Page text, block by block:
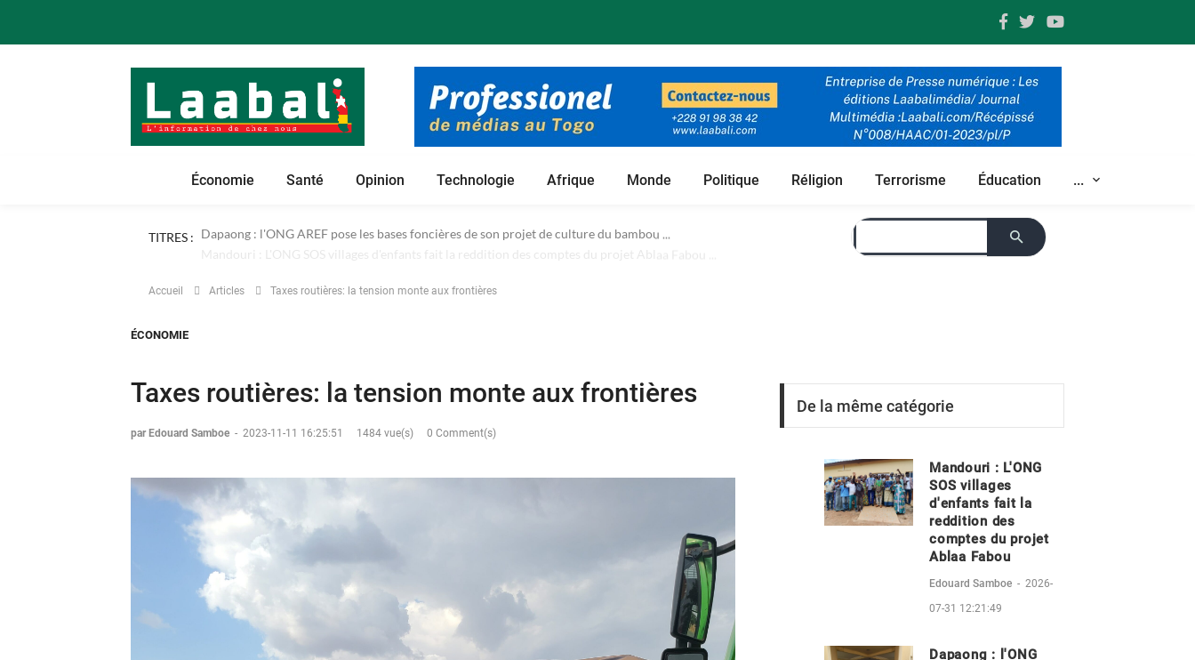
Économie Santé Opinion Technologie Afrique Monde Politique Réligion Terrorisme Éducation ...
TITRES : Dapaong : l'ONG AREF pose les bases foncières de son projet de culture du bambou ...
Accueil Articles Taxes routières: la tension monte aux frontières
ÉCONOMIE
Taxes routières: la tension monte aux frontières
par Edouard Samboe - 2023-11-11 16:25:51 1484 vue(s) 0 Comment(s)
De la même catégorie
Mandouri : L'ONG
SOS villages
d'enfants fait la
reddition des
comptes du projet
Ablaa Fabou
Edouard Samboe - 2026-
07-31 12:21:49
Dapaong : l'ONG